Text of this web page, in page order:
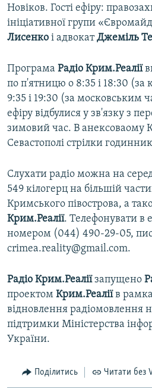
Новіков. Гості ефіру:
ініціативної групи
Лисенко і адвокатДжеміль
Програма Радіо Крим.Реалії
по п'ятницю о 8:35 і 18:30 (за
9:35 і 19:30 (за московським
ефіру відбулися у зв'язку з
зимовий час. В анексоваому
Севастополі стрілки
Слухати радіо можна на
549 кілогерц на більшій
Кримського півострова, а
Крим.Реалії. Телефонувати в
номером (044) 490-29-05,
crimea.reality@gmail.com.
Радіо Крим.Реаліїзапущено
проектом Крим.Реаліїв
відновлення радіомовлення
підтримки Міністерства
України.
Поділитись Читати без